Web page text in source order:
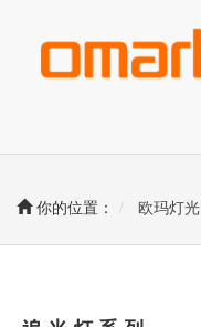
你的位置： 欧玛灯光